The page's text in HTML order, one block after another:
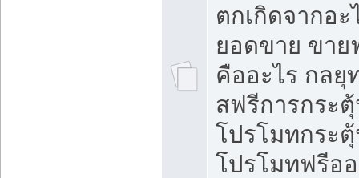
ตกเกิดจากอะ
ยอดขาย ขาย
คืออะไร กลยุ
สฟรีการกระ
โปรโมทกระ
โปรโมทฟรีอ